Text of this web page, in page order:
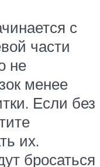
с
части
не
менее
Если без
их.
бросаться